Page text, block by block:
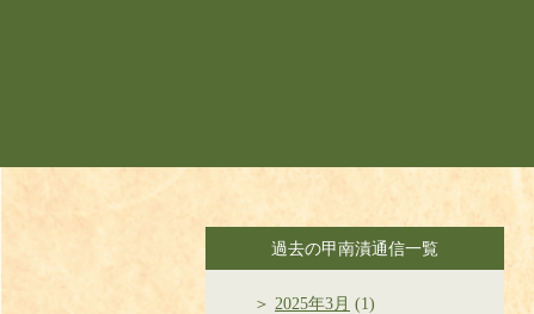
過去の甲南漬通信一覧
2025年3月 (1)